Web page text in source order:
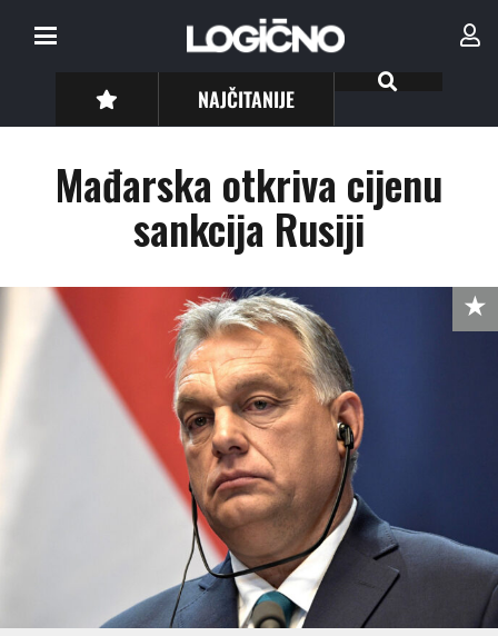
NAJČITANIJE
Mađarska otkriva cijenu
sankcija Rusiji